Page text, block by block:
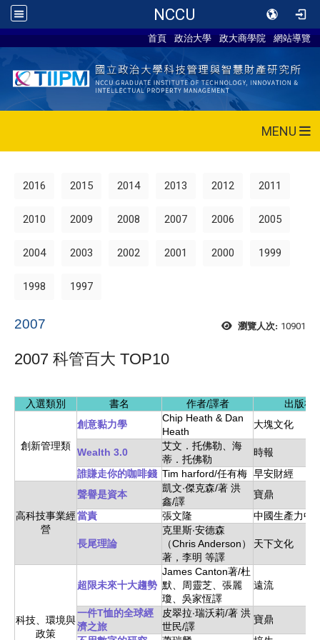
NCCU
首頁 政治大學 政大商學院 網站導覽
MENU
2016 2015 2014 2013 2012 2011
2010 2009 2008 2007 2006 2005
2004 2003 2002 2001 2000 1999
1998 1997
瀏覽人次: 10901
2007
2007 科管百大 TOP10
入選類別 書名 作者/譯者 出版社
創新管理類
創意黏力學
Chip Heath & Dan
Heath
大塊文化
Wealth 3.0
艾文．托佛勒、海
蒂．托佛勒
時報
誰賺走你的咖啡錢 Tim harford/任有梅 早安財經
高科技事業經
營
聲譽是資本
凱文‧傑克森/著 洪
鑫/譯
寶鼎
當責
張文隆 中國生產力中
長尾理論
克里斯‧安德森
（Chris Anderson）
著，李明 等譯
天下文化
科技、環境與
政策
超限未來十大趨勢
James Canton著/杜
默、周靈芝、張麗
瓊、吳家恆譯
遠流
一件T恤的全球經
濟之旅
皮翠拉‧瑞沃莉/著 洪
世民/譯
寶鼎